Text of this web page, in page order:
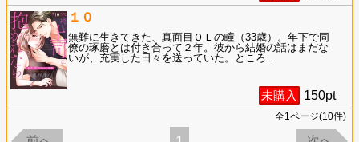
１０
無難に生きてきた、真面目ＯＬの瞳（33歳）。年下で同
僚の琢磨とは付き合って２年。彼から結婚の話はまだな
いが、充実した日々を送っていた。ところ
未購入 150pt
全1ページ(10件)